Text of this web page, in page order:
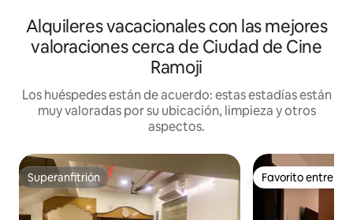
Alquileres vacacionales con las mejores
valoraciones cerca de Ciudad de Cine
Ramoji
Los huéspedes están de acuerdo: estas estadías están
muy valoradas por su ubicación, limpieza y otros
aspectos.
Superanfitrión
Superanfitrión Favorito entre
Favorito entre